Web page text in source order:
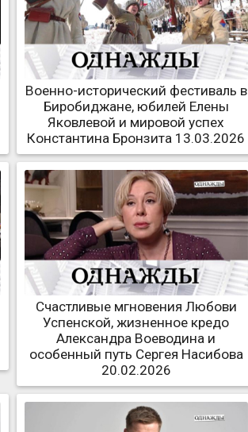
Военно-исторический фестиваль в
Биробиджане, юбилей Елены
Яковлевой и мировой успех
Константина Бронзита 13.03.2026
Счастливые мгновения Любови
Успенской, жизненное кредо
Александра Воеводина и
особенный путь Сергея Насибова
20.02.2026